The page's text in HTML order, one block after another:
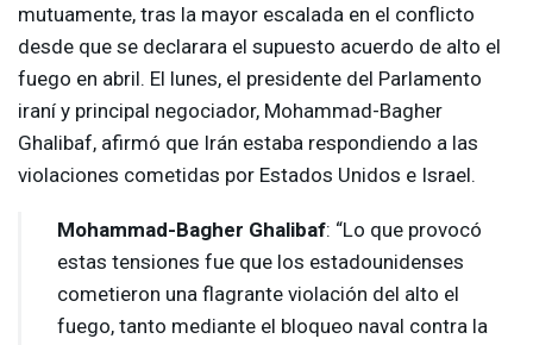
mutuamente, tras la mayor escalada en el conflicto
desde que se declarara el supuesto acuerdo de alto el
fuego en abril. El lunes, el presidente del Parlamento
iraní y principal negociador, Mohammad-Bagher
Ghalibaf, afirmó que Irán estaba respondiendo a las
violaciones cometidas por Estados Unidos e Israel.
Mohammad-Bagher Ghalibaf: “Lo que provocó
estas tensiones fue que los estadounidenses
cometieron una flagrante violación del alto el
fuego, tanto mediante el bloqueo naval contra la